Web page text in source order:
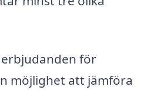
för
möjlighet att jämföra